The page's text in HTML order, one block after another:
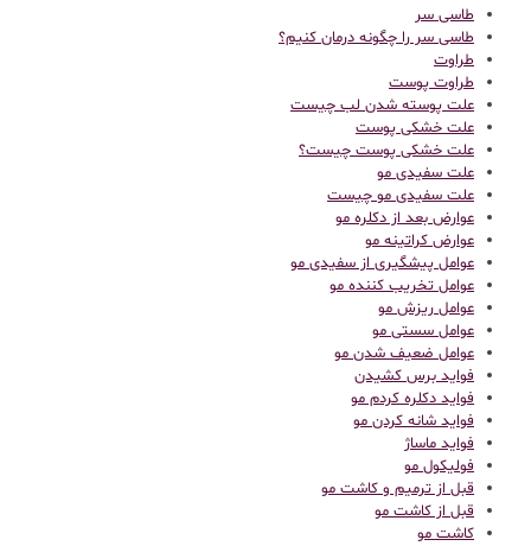
طاسی سر
طاسی سر را چگونه درمان کنیم؟
طراوت
طراوت پوست
علت پوسته شدن لب چیست
علت خشکی پوست
علت خشکی پوست چیست؟
علت سفیدی مو
علت سفیدی مو چیست
عوارض بعد از دکلره مو
عوارض کراتینه مو
عوامل پیشگیری از سفیدی مو
عوامل تخریب کننده مو
عوامل ریزش مو
عوامل سستی مو
عوامل ضعیف شدن مو
فواید برس کشیدن
فواید دکلره کردم مو
فواید شانه کردن مو
فواید ماساژ
فولیکول مو
قبل از ترمیم و کاشت مو
قبل از کاشت مو
كاشت مو